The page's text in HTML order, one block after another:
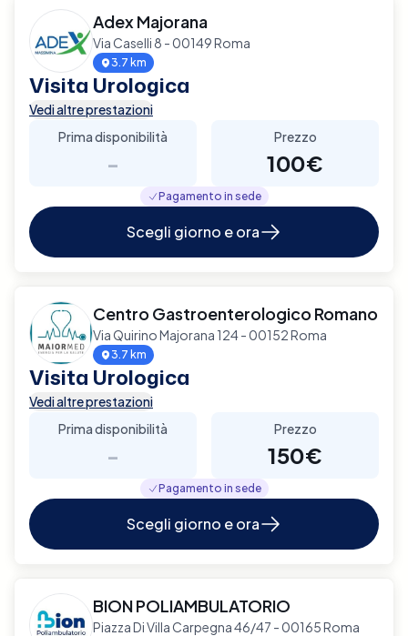
Adex Majorana
Via Caselli 8 - 00149 Roma
3.7 km
Visita Urologica
Vedi altre prestazioni
Prima disponibilità
-
Prezzo
100€
Pagamento in sede
Scegli giorno e ora
Centro Gastroenterologico Romano
Via Quirino Majorana 124 - 00152 Roma
3.7 km
Visita Urologica
Vedi altre prestazioni
Prima disponibilità
-
Prezzo
150€
Pagamento in sede
Scegli giorno e ora
BION POLIAMBULATORIO
Piazza Di Villa Carpegna 46/47 - 00165 Roma